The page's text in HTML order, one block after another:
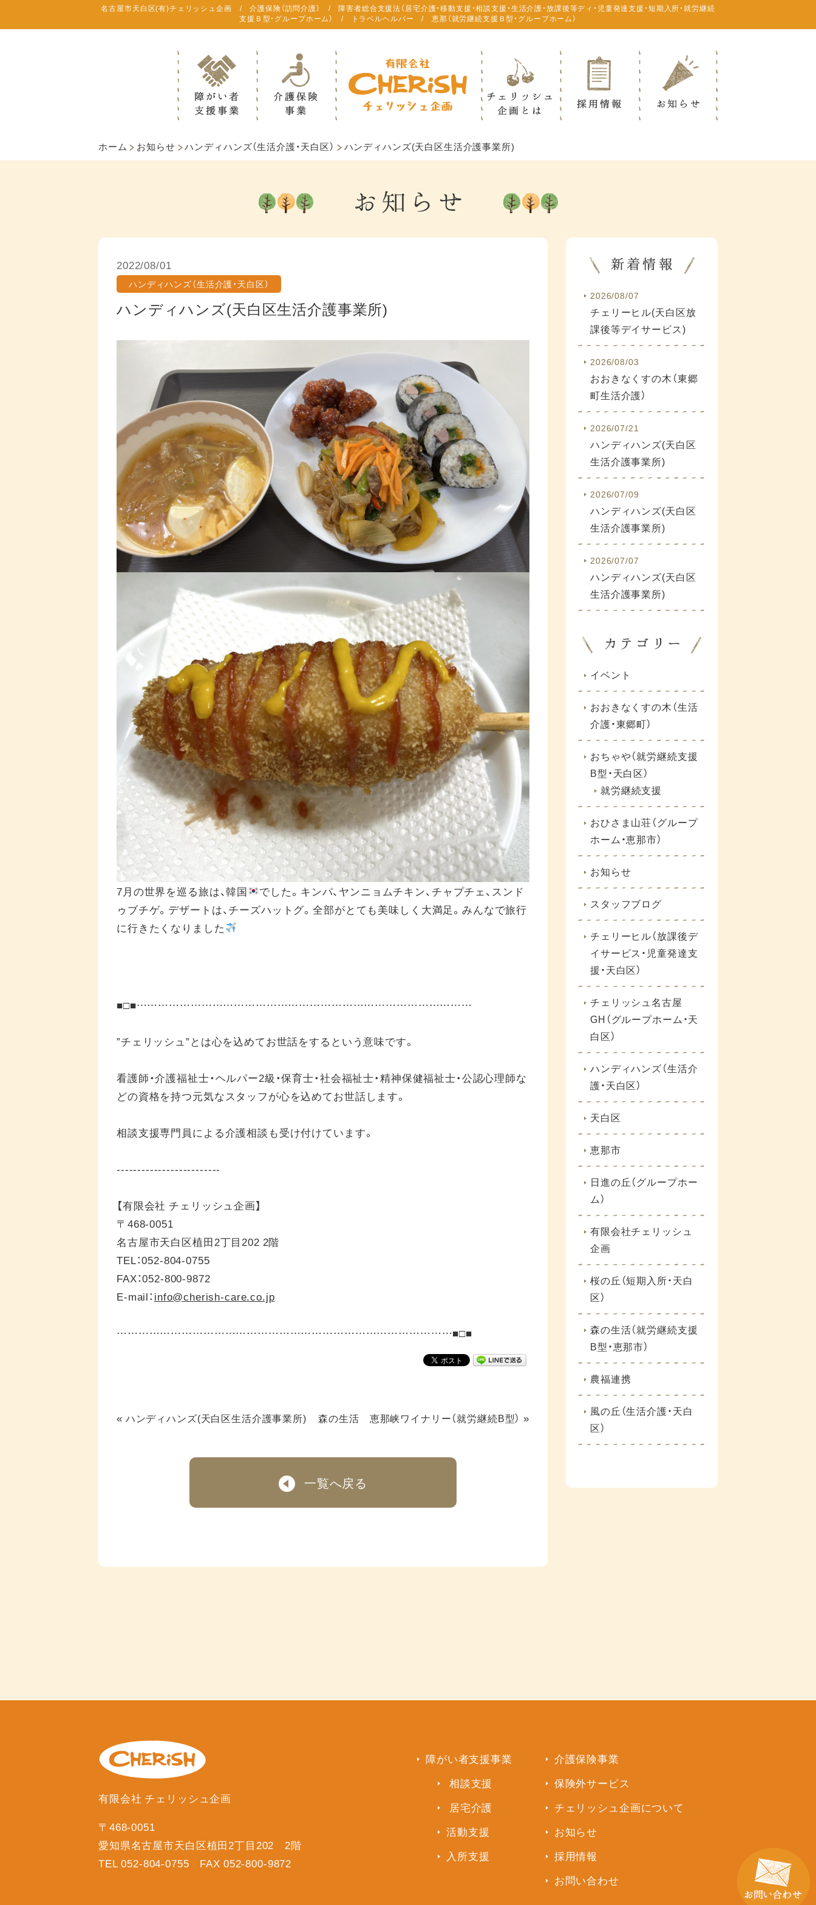
名古屋市天白区(有)チェリッシュ企画 / 介護保険（訪問介護） / 障害者総合支援法（居宅介護・移動支援・相談支援・生活介護・放課後等ディ・児童発達支援・短期入所・就労継続
支援Ｂ型・グループホーム） / トラベルヘルパー / 恵那（就労継続支援Ｂ型・グループホーム）
ホーム お知らせ ハンディハンズ（生活介護・天白区） ハンディハンズ(天白区生活介護事業所)
2022/08/01
ハンディハンズ（生活介護・天白区）
ハンディハンズ(天白区生活介護事業所)
7月の世界を巡る旅は、韓国
でした。キンパ、ヤンニョムチキン、チャプチェ、スンド
ゥブチゲ。デザートは、チーズハットグ。全部がとても美味しく大満足。みんなで旅行
に行きたくなりました
■□■…………………………………………………………………………………
”チェリッシュ”とは心を込めてお世話をするという意味です。
看護師・介護福祉士・ヘルパー2級・保育士・社会福祉士・精神保健福祉士・公認心理師な
どの資格を持つ元気なスタッフが心を込めてお世話します。
相談支援専門員による介護相談も受け付けています。
-------------------------
【有限会社 チェリッシュ企画】
〒468-0051
名古屋市天白区植田2丁目202 2階
TEL：052-804-0755
FAX：052-800-9872
E-mail： info@cherish-care.co.jp
…………………………………………………………………………………■□■
« ハンディハンズ(天白区生活介護事業所) 森の生活 恵那峡ワイナリー（就労継続B型） »
一覧へ戻る
2026/08/07
チェリーヒル(天白区放
課後等デイサービス)
2026/08/03
おおきなくすの木（東郷
町生活介護）
2026/07/21
ハンディハンズ(天白区
生活介護事業所)
2026/07/09
ハンディハンズ(天白区
生活介護事業所)
2026/07/07
ハンディハンズ(天白区
生活介護事業所)
イベント
おおきなくすの木（生活
介護・東郷町）
おちゃや（就労継続支援
B型・天白区）
就労継続支援
おひさま山荘（グループ
ホーム・恵那市）
お知らせ
スタッフブログ
チェリーヒル（放課後デ
イサービス・児童発達支
援・天白区）
チェリッシュ名古屋
GH（グループホーム・天
白区）
ハンディハンズ（生活介
護・天白区）
天白区
恵那市
日進の丘（グループホー
ム）
有限会社チェリッシュ
企画
桜の丘（短期入所・天白
区）
森の生活（就労継続支援
B型・恵那市）
農福連携
風の丘（生活介護・天白
区）
有限会社 チェリッシュ企画
〒468-0051
愛知県名古屋市天白区植田2丁目202 2階
TEL 052-804-0755 FAX 052-800-9872
障がい者支援事業
相談支援
居宅介護
活動支援
入所支援
介護保険事業
保険外サービス
チェリッシュ企画について
お知らせ
採用情報
お問い合わせ